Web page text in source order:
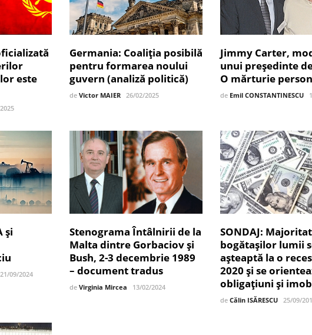
este
Germania: Coaliția posibilă
pentru formarea noului
guvern (analiză politică)
de Victor MAIER 26/02/2025
Jimmy Carter,
unui președinte
O mărturie
de Emil CONSTANTINESCU
și
21/09/2024
Stenograma Întâlnirii de la
Malta dintre Gorbaciov și
Bush, 2-3 decembrie 1989
– document tradus
de Virginia Mircea 13/02/2024
SONDAJ:
bogătaşilor lumii
aşteaptă la o
2020 și se
obligațiuni și
deCălin ISĂRESCU 25/09/